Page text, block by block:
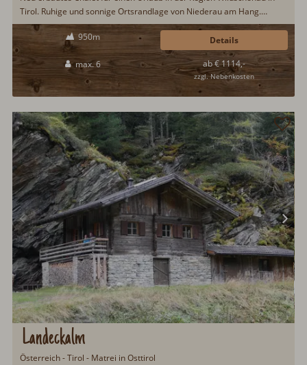
Tirol. Ruhige und sonnige Ortsrandlage von Niederau am Hang.
Natürliche Bauweise mit viel Holz und Naturstein. Gemütliche
Atmosphäre in allen Zimmern. Im Winter ist eine Skibushaltestelle mit
Anbindung an das Skigebiet Skijuwel Alpbachtal - Wildschönau nur
300m entfernt...
950m
max. 6 ab € 1114,-
zzgl. Nebenkosten
Details
Landeckalm
Österreich - Tirol - Matrei in Osttirol